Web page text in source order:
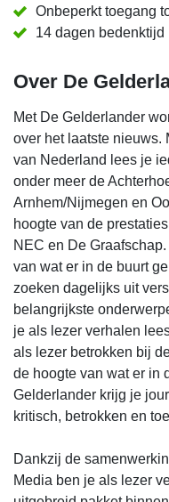
Onbeperkt toegang
14 dagen bedenktijd
Over De
Met De Gelderlander
over het laatste nieuws.
van Nederland lees je
onder meer de
Arnhem/Nijmegen en
hoogte van de
NEC en De
van wat er in de buurt
zoeken dagelijks uit
belangrijkste
je als lezer verhalen
als lezer betrokken bij
de hoogte van wat er in
Gelderlander krijg je
kritisch, betrokken en
Dankzij de
Media ben je als lezer